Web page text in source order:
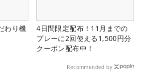
わり機
4日間限定配布！11月までの
プレーに2回使える1,500円分
クーポン配布中！
Recommended by